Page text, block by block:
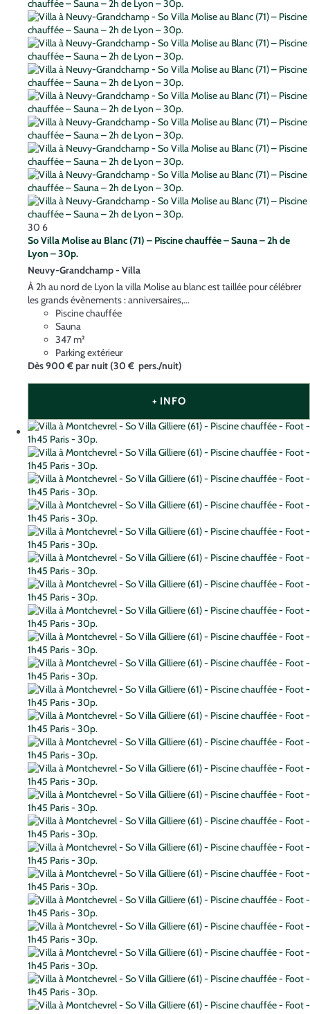
30 6
So Villa Molise au Blanc (71) – Piscine chauffée – Sauna – 2h de
Lyon – 30p.
Neuvy-Grandchamp - Villa
À 2h au nord de Lyon la villa Molise au blanc est taillée pour célébrer
les grands évènements : anniversaires,...
Piscine chauffée
Sauna
347 m²
Parking extérieur
Dès900 €par nuit(30 € pers./nuit)
+ INFO